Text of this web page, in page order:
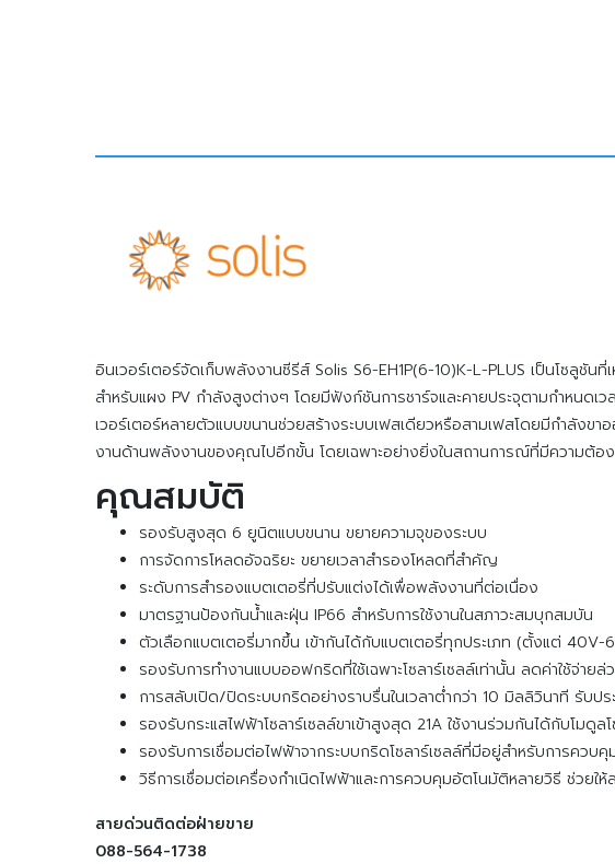
อินเวอร์เตอร์จัดเก็บพลังงานซีรีส์ Solis S6-EH1P(6-10)K-L-PLUS เป็นโซลู
สำหรับแผง PV กำลังสูงต่างๆ โดยมีฟังก์ชันการชาร์จและคายประจุตามกำหนด
เวอร์เตอร์หลายตัวแบบขนานช่วยสร้างระบบเฟสเดียวหรือสามเฟสโดยมีกำลังข
งานด้านพลังงานของคุณไปอีกขั้น โดยเฉพาะอย่างยิ่งในสถานการณ์ที่มีความต้อ
คุณสมบัติ
รองรับสูงสุด 6 ยูนิตแบบขนาน ขยายความจุของระบบ
การจัดการโหลดอัจฉริยะ ขยายเวลาสำรองโหลดที่สำคัญ
ระดับการสำรองแบตเตอรี่ที่ปรับแต่งได้เพื่อพลังงานที่ต่อเนื่อง
มาตรฐานป้องกันน้ำและฝุ่น IP66 สำหรับการใช้งานในสภาวะสมบุกสมบัน
ตัวเลือกแบตเตอรี่มากขึ้น เข้ากันได้กับแบตเตอรี่ทุกประเภท (ตั้งแต่ 40V-
รองรับการทำงานแบบออฟกริดที่ใช้เฉพาะโซลาร์เซลล์เท่านั้น ลดค่าใช้จ่ายล่
การสลับเปิด/ปิดระบบกริดอย่างราบรื่นในเวลาต่ำกว่า 10 มิลลิวินาที รับป
รองรับกระแสไฟฟ้าโซลาร์เซลล์ขาเข้าสูงสุด 21A ใช้งานร่วมกันได้กับโมดู
รองรับการเชื่อมต่อไฟฟ้าจากระบบกริดโซลาร์เซลล์ที่มีอยู่สำหรับการควบ
วิธีการเชื่อมต่อเครื่องกำเนิดไฟฟ้าและการควบคุมอัตโนมัติหลายวิธี ช่วยใ
สายด่วนติดต่อฝ่ายขาย
088-564-1738